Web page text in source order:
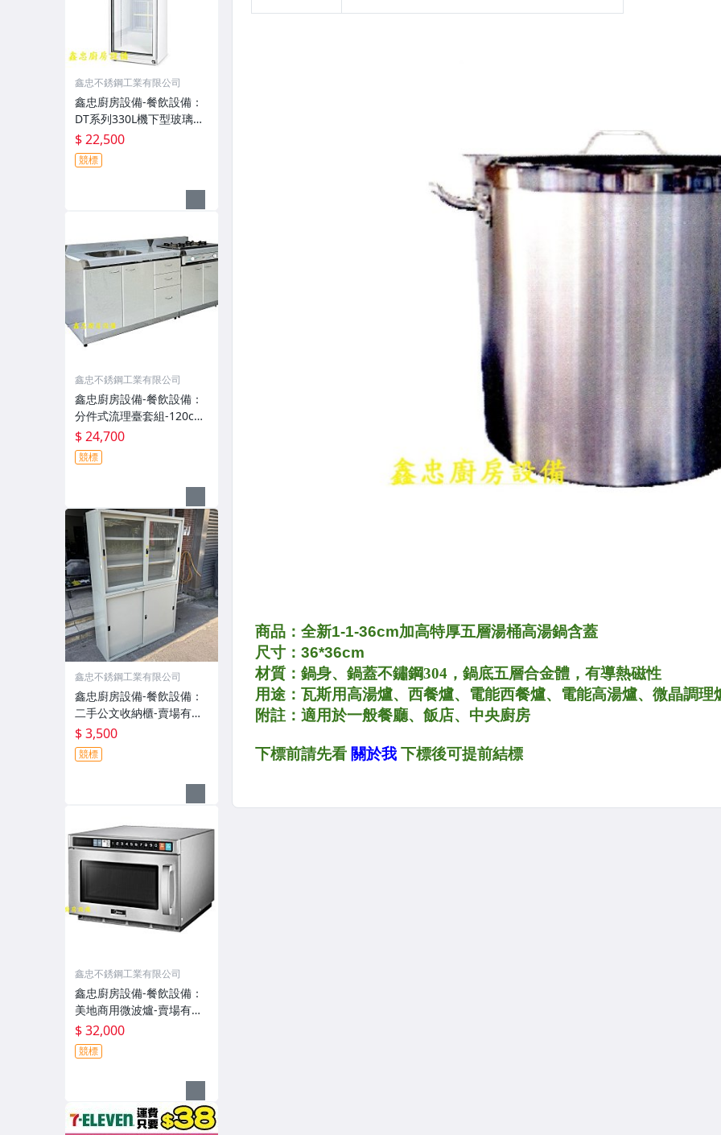
鑫忠不銹鋼工業有限公司
鑫忠廚房設備-餐飲設備：
DT系列330L機下型玻璃冷
藏展示冰箱-賣場有水槽-烤
箱-快速爐-果汁機-油炸機-
咖啡機-工作台-飲料機-電
磁爐-吧台-西餐爐-煮麵機
$ 22,500
競標
鑫忠不銹鋼工業有限公司
鑫忠廚房設備-餐飲設備：
分件式流理臺套組-120cm
水槽平台抽屜櫥櫃+72cm
嵌入爐台櫥櫃+雙口嵌入爐
全套-賣場有吊櫃、抽油煙
機、電陶爐、微晶調理
$ 24,700
競標
鑫忠不銹鋼工業有限公司
鑫忠廚房設備-餐飲設備：
二手公文收納櫃-賣場有水
槽-油炸機-冰箱-快速爐-吧
台-微波爐-烤箱-煮麵機-發
酵箱-咖啡機-電磁爐
$ 3,500
競標
鑫忠不銹鋼工業有限公司
鑫忠廚房設備-餐飲設備：
美地商用微波爐-賣場有快
速爐-西餐爐-洗碗洗杯機-
冰箱-油炸機-電磁爐-中式
炒爐-水槽-工作臺
$ 32,000
競標